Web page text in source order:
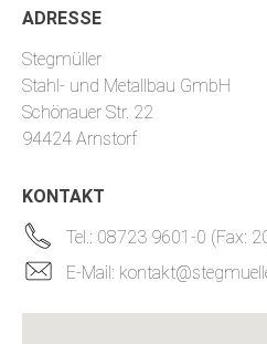
ADRESSE
Stegmüller
Stahl- und Metallbau GmbH
Schönauer Str. 22
94424 Arnstorf
KONTAKT
Tel.: 08723 9601-0 (Fax:
E-Mail: